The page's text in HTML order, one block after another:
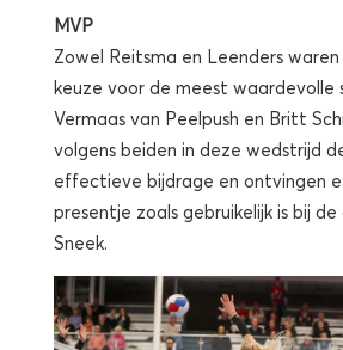
MVP
Zowel Reitsma en Leenders waren
keuze voor de meest waardevolle
Vermaas van Peelpush en Britt
volgens beiden in deze wedstrijd
effectieve bijdrage en ontvingen
presentje zoals gebruikelijk is bij de
Sneek.